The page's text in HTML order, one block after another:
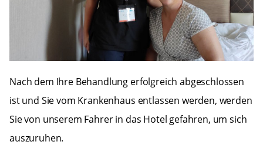
Nach dem Ihre Behandlung erfolgreich abgeschlossen
ist und Sie vom Krankenhaus entlassen werden, werden
Sie von unserem Fahrer in das Hotel gefahren, um sich
auszuruhen.